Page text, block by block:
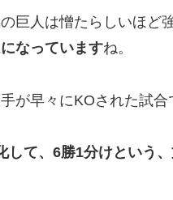
巨人は憎たらしいほど
なっていますね。
が早々にKOされた試
して、6勝1分けという